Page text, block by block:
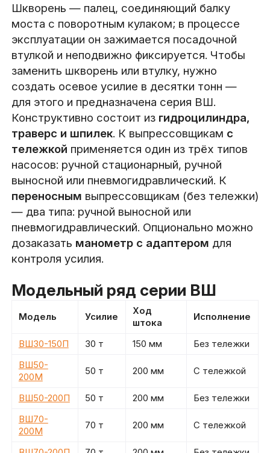
Шкворень — палец, соединяющий балку
моста с поворотным кулаком; в процессе
эксплуатации он зажимается посадочной
втулкой и неподвижно фиксируется. Чтобы
заменить шкворень или втулку, нужно
создать осевое усилие в десятки тонн —
для этого и предназначена серия ВШ.
Конструктивно состоит из гидроцилиндра,
траверс и шпилек. К выпрессовщикам с
тележкой применяется один из трёх типов
насосов: ручной стационарный, ручной
выносной или пневмогидравлический. К
переносным выпрессовщикам (без тележки)
— два типа: ручной выносной или
пневмогидравлический. Опционально можно
дозаказать манометр с адаптером для
контроля усилия.
Модельный ряд серии ВШ
Модель Усилие
Ход
штока
Исполнение
ВШ30-150П 30 т 150 мм
Без тележки
ВШ50-
200М
50 т 200 мм С тележкой
ВШ50-200П 50 т 200 мм
Без тележки
ВШ70-
200М
70 т 200 мм С тележкой